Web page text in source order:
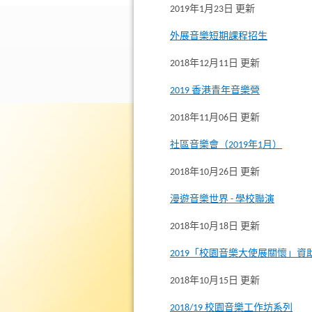
2019年1月23日 更新
外展音樂短期課程招生
2018年12月11日 更新
2019 香港青年音樂營
2018年11月06日 更新
社區音樂會（2019年1月）
2018年10月26日 更新
漫遊音樂世界 - 學校聯演
2018年10月18日 更新
2019「校園音樂大使展關懷」資
2018年10月15日 更新
2018/19 校園音樂工作坊系列